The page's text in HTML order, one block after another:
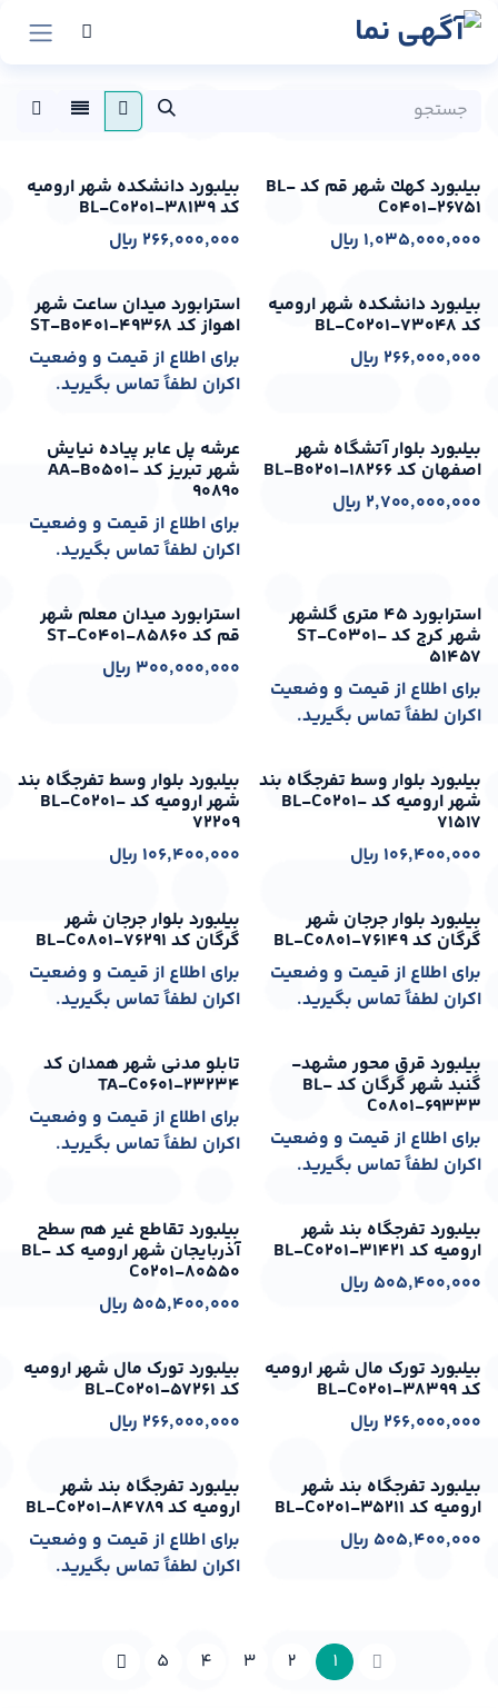
پرش به محتوا
اکران از: 1405-05-16 بیلبورد كهك شهر قم کد BL-
C0401-26751
1,035,000,000 ﷼
اکران از: 1405-05-16
بیلبورد دانشکده شهر ارومیه
کد BL-C0201-38139
266,000,000﷼
اکران از: 1405-05-16
بیلبورد دانشکده شهر ارومیه
کد BL-C0201-73048
266,000,000 ﷼
اکران از: 1405-05-16
استرابورد میدان ساعت شهر
اهواز کد ST-B0401-49368
برای اطلاع از قیمت و وضعیت
اکران لطفاً تماس بگیرید.
اکران از: 1405-05-16
بیلبورد بلوار آتشگاه شهر
اصفهان کد BL-B0201-18266
2,700,000,000 ﷼
اکران از: 1405-05-16
عرشه پل عابر پیاده نیایش
شهر تبریز کد AA-B0501-
90890
برای اطلاع از قیمت و وضعیت
اکران لطفاً تماس بگیرید.
اکران از: 1405-05-16 استرابورد 45 متری گلشهر
شهر کرج کد ST-C0301-
51457
برای اطلاع از قیمت و وضعیت
اکران لطفاً تماس بگیرید.
اکران از: 1405-05-16
استرابورد میدان معلم شهر
قم کد ST-C0401-85860
300,000,000﷼
اکران از: 1405-05-16
بیلبورد بلوار وسط تفرجگاه بند
شهر ارومیه کد BL-C0201-
71517
106,400,000 ﷼
اکران از: 1405-05-16
بیلبورد بلوار وسط تفرجگاه بند
شهر ارومیه کد BL-C0201-
72209
106,400,000 ﷼
اکران از: 1405-05-16
بیلبورد بلوار جرجان شهر
گرگان کد BL-C0801-76149
برای اطلاع از قیمت و وضعیت
اکران لطفاً تماس بگیرید.
اکران از: 1405-05-16
بیلبورد بلوار جرجان شهر
گرگان کد BL-C0801-76291
برای اطلاع از قیمت و وضعیت
اکران لطفاً تماس بگیرید.
اکران از: 1405-05-16
بیلبورد قرق محور مشهد-
گنبد شهر گرگان کد BL-
C0801-69333
برای اطلاع از قیمت و وضعیت
اکران لطفاً تماس بگیرید.
اکران از: 1405-05-16
تابلو مدنی شهر همدان کد
TA-C0601-23234
برای اطلاع از قیمت و وضعیت
اکران لطفاً تماس بگیرید.
اکران از: 1405-05-16
بیلبورد تفرجگاه بند شهر
ارومیه کد BL-C0201-31421
505,400,000 ﷼
اکران از: 1405-05-16
بیلبورد تقاطع غیر هم سطح
آذربایجان شهر ارومیه کد BL-
C0201-80550
505,400,000 ﷼
اکران از: 1405-05-16
بیلبورد تورک مال شهر ارومیه
کد BL-C0201-38399
266,000,000 ﷼
اکران از: 1405-05-16
بیلبورد تورک مال شهر ارومیه
کد BL-C0201-57261
266,000,000﷼
اکران از: 1405-05-16
بیلبورد تفرجگاه بند شهر
ارومیه کد BL-C0201-35211
505,400,000 ﷼
اکران از: 1405-05-16
بیلبورد تفرجگاه بند شهر
ارومیه کد BL-C0201-84789
برای اطلاع از قیمت و وضعیت
اکران لطفاً تماس بگیرید.
1
2
3
4
5